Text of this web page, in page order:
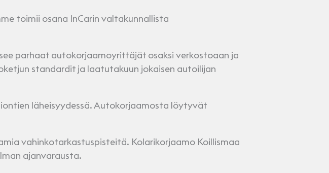
toimii osana InCarin valtakunnallista
parhaat autokorjaamoyrittäjät osaksi verkostoaan ja
standardit ja laatutakuun jokaisen autoilijan
läheisyydessä. Autokorjaamosta löytyvät
vahinkotarkastuspisteitä. Kolarikorjaamo Koillismaa
ajanvarausta.